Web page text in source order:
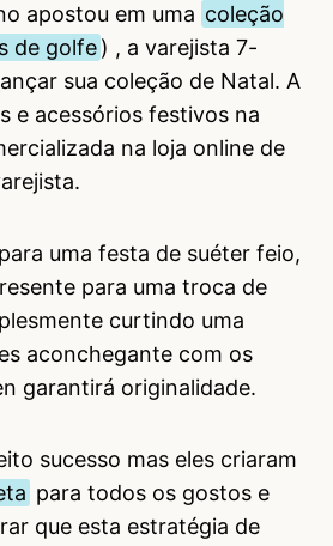
apostou em uma coleção
de golfe) , a varejista 7-
sua coleção de Natal. A
e acessórios festivos na
na loja online de
uma festa de suéter feio,
para uma troca de
curtindo uma
aconchegante com os
garantirá originalidade.
sucesso mas eles criaram
para todos os gostos e
que esta estratégia de